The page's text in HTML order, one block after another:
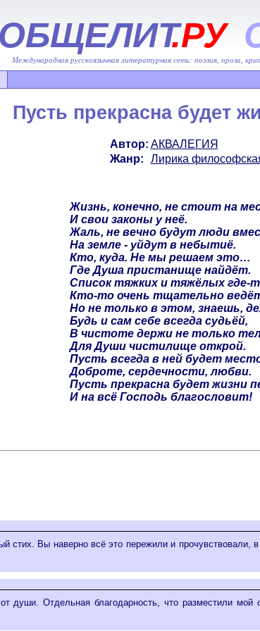
ОБЩЕЛИТ.РУ
Международная русскоязычная литературная сеть: поэзия, проза,
Пусть прекрасна будет
Автор: АКВАЛЕГИЯ
Жанр:
Лирика
Жизнь, конечно, не стоит на
И свои законы у неё.
Жаль, не вечно будут люди
На земле - уйдут в небытиё.
Кто, куда. Не мы решаем это…
Где Душа пристанище найдёт.
Список тяжких и тяжёлых где-
Кто-то очень тщательно
Но не только в этом, знаешь,
Будь и сам себе всегда судьёй,
В чистоте держи не только
Для Души чистилище открой.
Пусть всегда в ней будет
Доброте, сердечности, любви.
Пусть прекрасна будет жизни
И на всё Господь благословит!
стих. Вы наверно всё это пережили и прочувствовали,
души. Отдельная благодарность, что разместили